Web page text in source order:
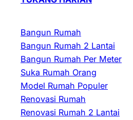
Bangun Rumah
Bangun Rumah 2 Lantai
Bangun Rumah Per Meter
Suka Rumah Orang
Model Rumah Populer
Renovasi Rumah
Renovasi Rumah 2 Lantai